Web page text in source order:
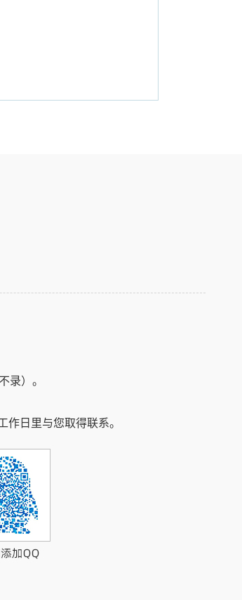
录）。
作日里与您取得联系。